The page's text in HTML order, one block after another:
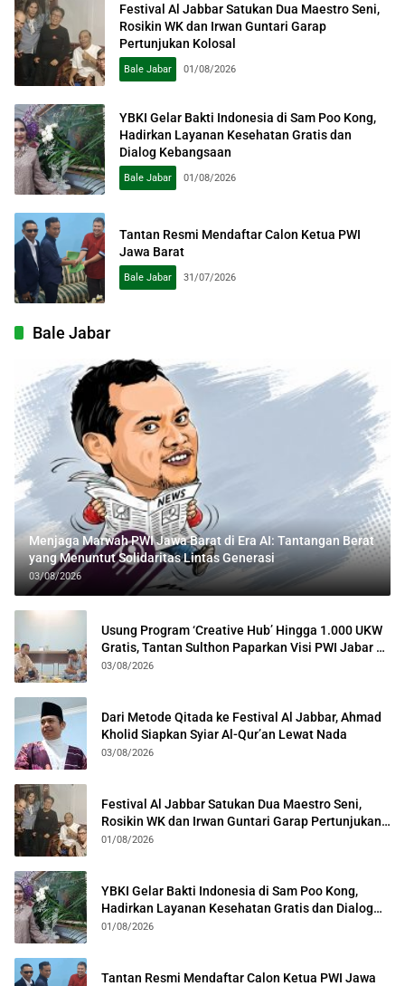
Festival Al Jabbar Satukan Dua Maestro Seni,
Rosikin WK dan Irwan Guntari Garap
Pertunjukan Kolosal
Bale Jabar 01/08/2026
YBKI Gelar Bakti Indonesia di Sam Poo Kong,
Hadirkan Layanan Kesehatan Gratis dan
Dialog Kebangsaan
Bale Jabar 01/08/2026
Tantan Resmi Mendaftar Calon Ketua PWI
Jawa Barat
Bale Jabar 31/07/2026
Bale Jabar
Menjaga Marwah PWI Jawa Barat di Era AI: Tantangan Berat
yang Menuntut Solidaritas Lintas Generasi
03/08/2026
Usung Program ‘Creative Hub’ Hingga 1.000 UKW
Gratis, Tantan Sulthon Paparkan Visi PWI Jabar di
Kota Bogor
03/08/2026
Dari Metode Qitada ke Festival Al Jabbar, Ahmad
Kholid Siapkan Syiar Al-Qur’an Lewat Nada
03/08/2026
Festival Al Jabbar Satukan Dua Maestro Seni,
Rosikin WK dan Irwan Guntari Garap Pertunjukan
Kolosal
01/08/2026
YBKI Gelar Bakti Indonesia di Sam Poo Kong,
Hadirkan Layanan Kesehatan Gratis dan Dialog
Kebangsaan
01/08/2026
Tantan Resmi Mendaftar Calon Ketua PWI Jawa